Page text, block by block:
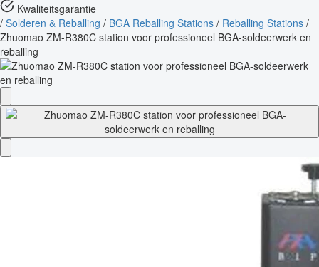
Kwaliteitsgarantie
/ Solderen & Reballing / BGA Reballing Stations / Reballing Stations /
Zhuomao ZM-R380C station voor professioneel BGA-soldeerwerk en
reballing